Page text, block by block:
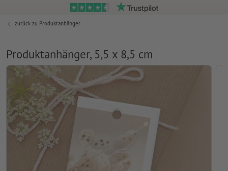
zurück zu Produktanhänger
Produktanhänger, 5,5 x 8,5 cm